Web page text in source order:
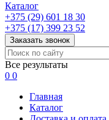
Каталог
+375 (29) 601 18 30
+375 (17) 399 23 52
Заказать звонок
Все результаты
0 0
Главная
Каталог